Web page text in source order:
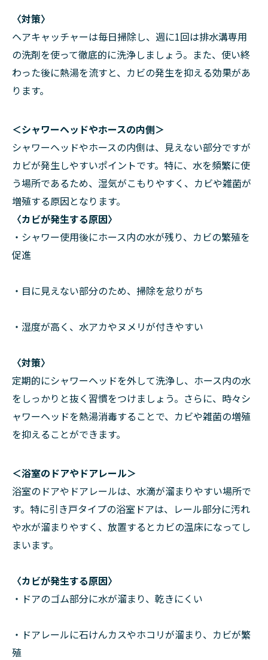
〈対策〉
ヘアキャッチャーは毎日掃除し、週に1回は排水溝専用
の洗剤を使って徹底的に洗浄しましょう。また、使い終
わった後に熱湯を流すと、カビの発生を抑える効果があ
ります。
＜シャワーヘッドやホースの内側＞
シャワーヘッドやホースの内側は、見えない部分ですが
カビが発生しやすいポイントです。特に、水を頻繁に使
う場所であるため、湿気がこもりやすく、カビや雑菌が
増殖する原因となります。
〈カビが発生する原因〉
・シャワー使用後にホース内の水が残り、カビの繁殖を
促進
・目に見えない部分のため、掃除を怠りがち
・湿度が高く、水アカやヌメリが付きやすい
〈対策〉
定期的にシャワーヘッドを外して洗浄し、ホース内の水
をしっかりと抜く習慣をつけましょう。さらに、時々シ
ャワーヘッドを熱湯消毒することで、カビや雑菌の増殖
を抑えることができます。
＜浴室のドアやドアレール＞
浴室のドアやドアレールは、水滴が溜まりやすい場所で
す。特に引き戸タイプの浴室ドアは、レール部分に汚れ
や水が溜まりやすく、放置するとカビの温床になってし
まいます。
〈カビが発生する原因〉
・ドアのゴム部分に水が溜まり、乾きにくい
・ドアレールに石けんカスやホコリが溜まり、カビが繁
殖